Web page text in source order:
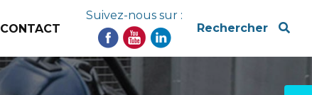
x
CONTACT
Suivez-nous sur :
Rechercher